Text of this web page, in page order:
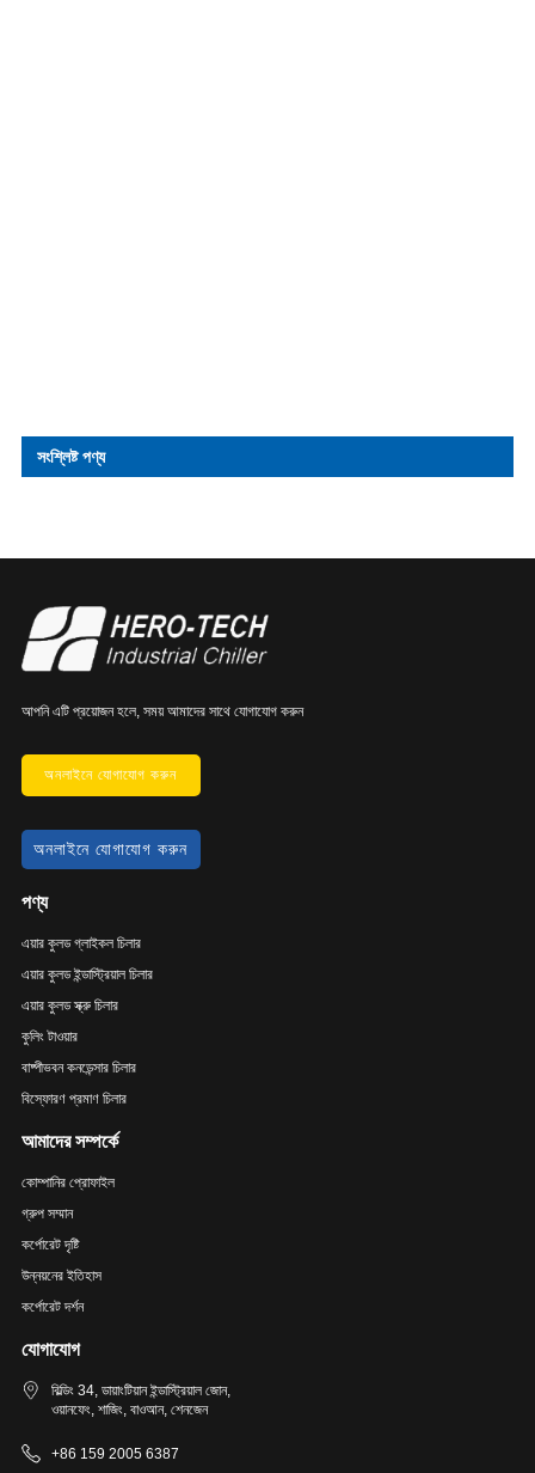
সংশ্লিষ্ট পণ্য
আপনি এটি প্রয়োজন হলে, সময় আমাদের সাথে যোগাযোগ করুন
অনলাইনে যোগাযোগ করুন
অনলাইনে যোগাযোগ করুন
পণ্য
এয়ার কুলড গ্লাইকল চিলার
এয়ার কুলড ইন্ডাস্ট্রিয়াল চিলার
এয়ার কুলড স্ক্রু চিলার
কুলিং টাওয়ার
বাষ্পীভবন কনডেন্সার চিলার
বিস্ফোরণ প্রমাণ চিলার
আমাদের সম্পর্কে
কোম্পানির প্রোফাইল
গ্রুপ সম্মান
কর্পোরেট দৃষ্টি
উন্নয়নের ইতিহাস
কর্পোরেট দর্শন
যোগাযোগ
বিল্ডিং 34, ডায়াংটিয়ান ইন্ডাস্ট্রিয়াল জোন,
ওয়ানফেং, শাজিং, বাওআন, শেনজেন
+86 159 2005 6387